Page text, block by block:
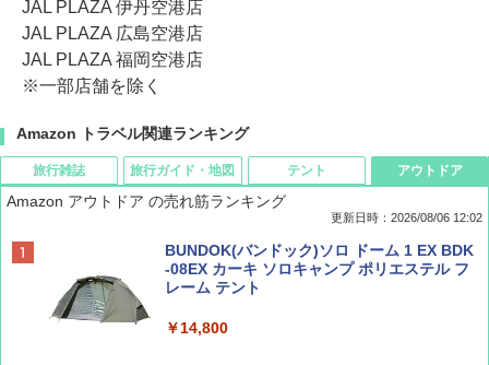
JAL PLAZA 伊丹空港店
JAL PLAZA 広島空港店
JAL PLAZA 福岡空港店
※一部店舗を除く
Amazon トラベル関連ランキング
旅行雑誌
ディズニーファン ２０２６年 ９月号 [雑
誌] (ＤＩＳＮＥＹ ＦＡＮ)
旅行ガイド・地図
D40 地球の歩き方 チェンマイ タイ北部の魅
力的な町 2026～2027 地球の歩き方D アジア
テント
[キャンパーズコレクション 山善] ポップアッ
プテント 傘みたいに広げて畳める パッとサ
ッとサンシェード キューブ フルクローズ メ
&ハイキング カーキ PATC-150(KH)
アウトドア
Amazon アウトドア の売れ筋ランキング
更新日時：2026/08/06 12:02
BUNDOK(バンドック)ソロ ドーム 1 EX BDK
-08EX カーキ ソロキャンプ ポリエステル フ
レーム テント
￥14,800